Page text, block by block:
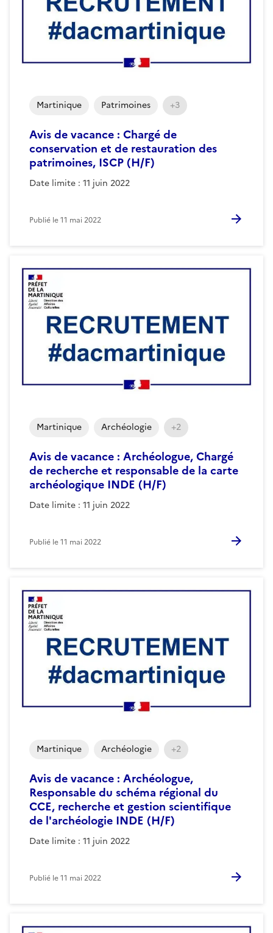
Avis de vacance : Chargé de
conservation et de restauration des
patrimoines, ISCP (H/F)
Date limite : 11 juin 2022
Martinique Patrimoines +3
Publié le11 mai 2022
Avis de vacance : Archéologue, Chargé
de recherche et responsable de la carte
archéologique INDE (H/F)
Date limite : 11 juin 2022
Martinique Archéologie +2
Publié le11 mai 2022
Avis de vacance : Archéologue,
Responsable du schéma régional du
CCE, recherche et gestion scientifique
de l'archéologie INDE (H/F)
Date limite : 11 juin 2022
Martinique Archéologie +2
Publié le11 mai 2022